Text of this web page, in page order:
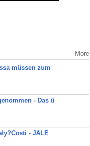
More
müssen zum
- Das ü
- JALE